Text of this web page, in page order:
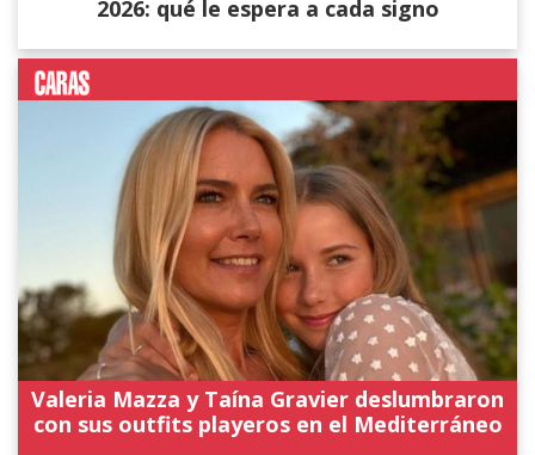
2026: qué le espera a cada signo
Valeria Mazza y Taína Gravier deslumbraron
con sus outfits playeros en el Mediterráneo